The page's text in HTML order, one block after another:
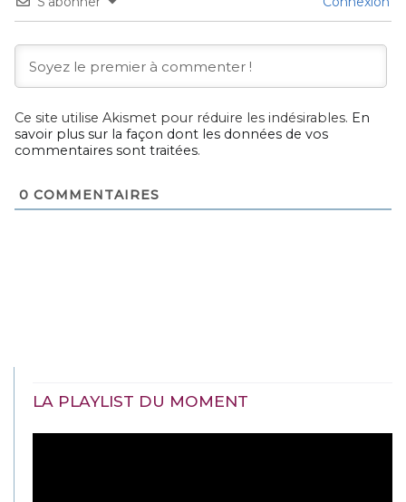
Ce site utilise Akismet pour réduire les indésirables. En
savoir plus sur la façon dont les données de vos
commentaires sont traitées.
0 COMMENTAIRES
LA PLAYLIST DU MOMENT